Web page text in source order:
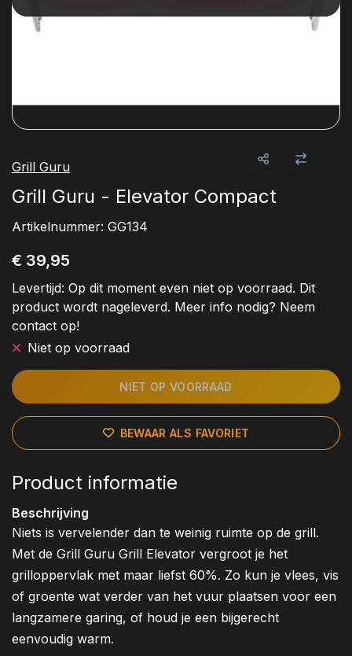
Grill Guru
Grill Guru - Elevator Compact
Artikelnummer: GG134
€ 39,95
Levertijd: Op dit moment even niet op voorraad. Dit
product wordt nageleverd. Meer info nodig? Neem
contact op!
Niet op voorraad
NIET OP VOORRAAD
BEWAAR ALS FAVORIET
Product informatie
Beschrijving
Niets is vervelender dan te weinig ruimte op de grill.
Met de Grill Guru Grill Elevator vergroot je het
grilloppervlak met maar liefst 60%. Zo kun je vlees, vis
of groente wat verder van het vuur plaatsen voor een
langzamere garing, of houd je een bijgerecht
eenvoudig warm.